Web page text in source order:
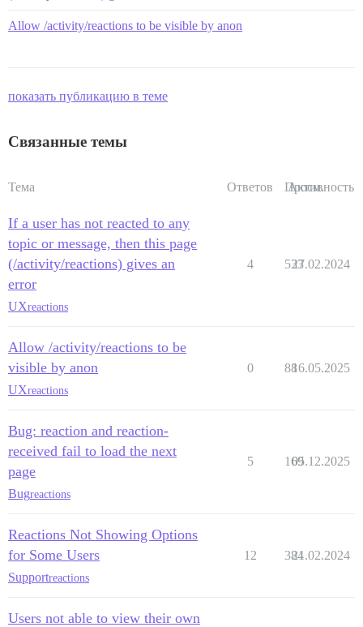
Allow /activity/reactions to be visible by anon
показать публикацию в теме
Связанные темы
Тема Ответов Просм.
Активность
If a user has not reacted to any
topic or message, then this page
(/activity/reactions) gives an
error
UXreactions
4 533
27.02.2024
Allow /activity/reactions to be
visible by anon
UXreactions
0 8816.05.2025
Bug: reaction and reaction-
received fail to load the next
page
Bugreactions
5 169
05.12.2025
Reactions Not Showing Options
for Some Users
Supportreactions
12 384
21.02.2024
Users not able to view their own